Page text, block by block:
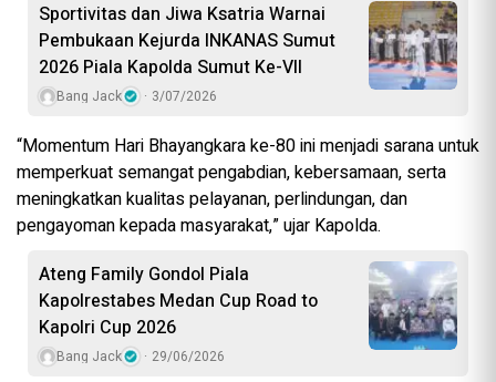
Sportivitas dan Jiwa Ksatria Warnai
Pembukaan Kejurda INKANAS Sumut
2026 Piala Kapolda Sumut Ke-VII
Bang Jack 3/07/2026
“Momentum Hari Bhayangkara ke-80 ini menjadi sarana untuk
memperkuat semangat pengabdian, kebersamaan, serta
meningkatkan kualitas pelayanan, perlindungan, dan
pengayoman kepada masyarakat,” ujar Kapolda.
Ateng Family Gondol Piala
Kapolrestabes Medan Cup Road to
Kapolri Cup 2026
Bang Jack 29/06/2026